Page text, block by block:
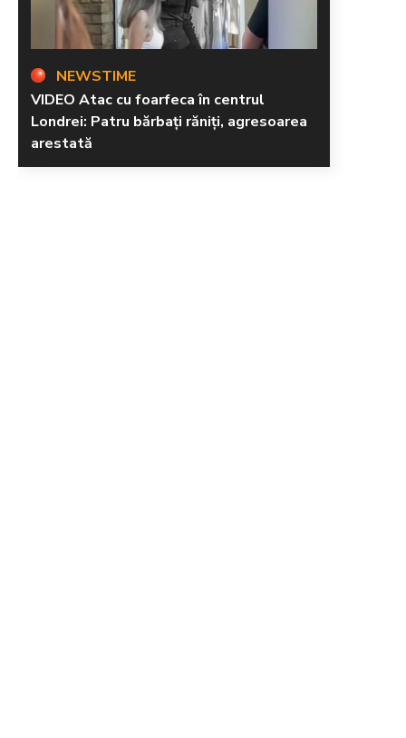
NEWSTIME
VIDEO Atac cu foarfeca în centrul
Londrei: Patru bărbați răniți, agresoarea
arestată